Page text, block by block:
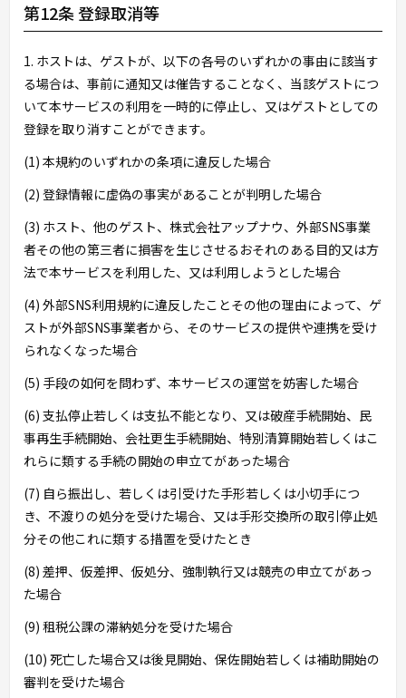
第12条 登録取消等
1. ホストは、ゲストが、以下の各号のいずれかの事由に該当す
る場合は、事前に通知又は催告することなく、当該ゲストにつ
いて本サービスの利用を一時的に停止し、又はゲストとしての
登録を取り消すことができます。
(1) 本規約のいずれかの条項に違反した場合
(2) 登録情報に虚偽の事実があることが判明した場合
(3) ホスト、他のゲスト、株式会社アップナウ、外部SNS事業
者その他の第三者に損害を生じさせるおそれのある目的又は方
法で本サービスを利用した、又は利用しようとした場合
(4) 外部SNS利用規約に違反したことその他の理由によって、ゲ
ストが外部SNS事業者から、そのサービスの提供や連携を受け
られなくなった場合
(5) 手段の如何を問わず、本サービスの運営を妨害した場合
(6) 支払停止若しくは支払不能となり、又は破産手続開始、民
事再生手続開始、会社更生手続開始、特別清算開始若しくはこ
れらに類する手続の開始の申立てがあった場合
(7) 自ら振出し、若しくは引受けた手形若しくは小切手につ
き、不渡りの処分を受けた場合、又は手形交換所の取引停止処
分その他これに類する措置を受けたとき
(8) 差押、仮差押、仮処分、強制執行又は競売の申立てがあっ
た場合
(9) 租税公課の滞納処分を受けた場合
(10) 死亡した場合又は後見開始、保佐開始若しくは補助開始の
審判を受けた場合